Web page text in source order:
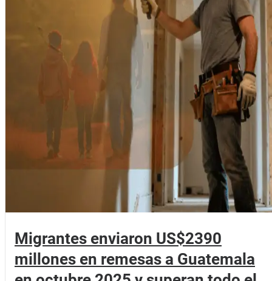
Migrantes enviaron US$2390
millones en remesas a Guatemala